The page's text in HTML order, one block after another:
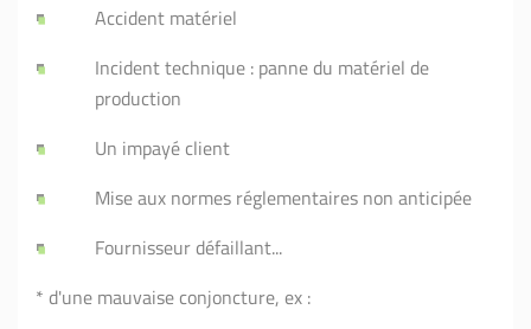
Accident matériel
Incident technique : panne du matériel de
production
Un impayé client
Mise aux normes réglementaires non anticipée
Fournisseur défaillant...
* d'une mauvaise conjoncture, ex :